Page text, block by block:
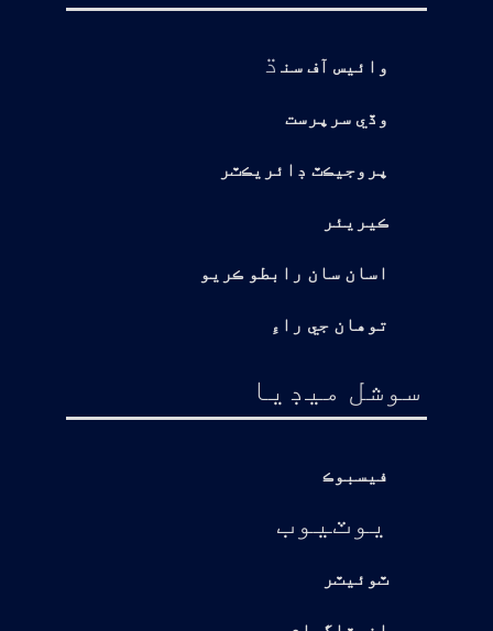
وائيس آف سن ڌ
وڏي سرپرست
پروجيڪٽ ڊائريڪٽر
ڪيريئر
اسان سان رابطو ڪريو
توهان جي راءِ
سوشل ميڊيا
فيسبوڪ
يوٽيوب
ٽوئيٽر